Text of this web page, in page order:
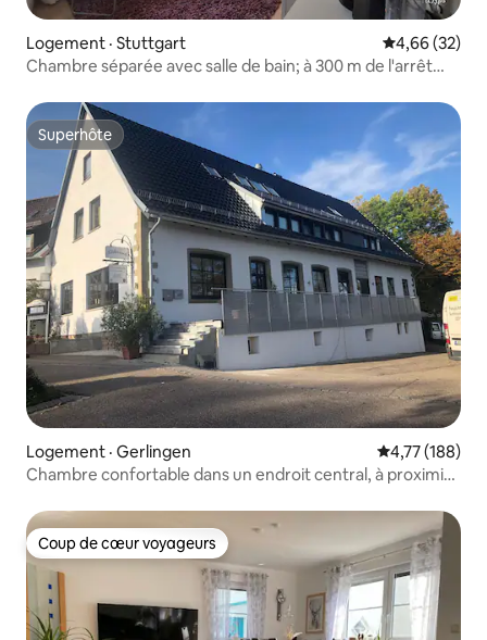
Logement · Stuttgart Note
4,66 (32)
Chambre séparée avec salle de bain; à 300 m de l'arrêt
Superhôte
Superhôte
Logement · Gerlingen Note
4,77 (188)
Chambre confortable dans un endroit central, à proximité
Coup de cœur voyageurs
Coup de cœur voyageurs